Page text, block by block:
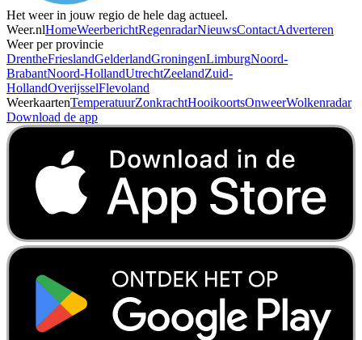
Het weer in jouw regio de hele dag actueel.
Weer.nlHomeWeerberichtRegenradarNieuwsContactAdverteren
Weer per provincie
DrentheFrieslandGelderland
BrabantNoord-HollandUtrechtZeelandZuid-
HollandOverijssel
WeerkaartenTemperatuurZonkrachtHooikoortsOnweerWolkenradar
Download de app